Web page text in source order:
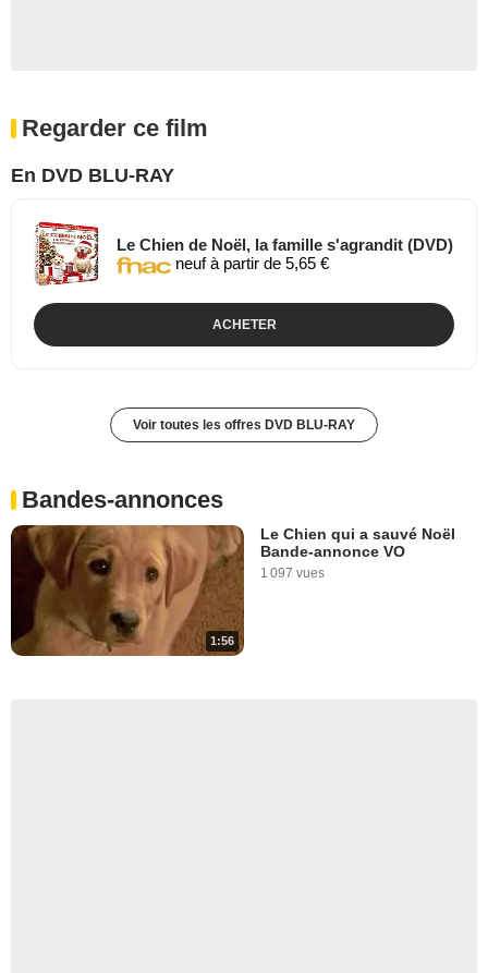
Regarder ce film
En DVD BLU-RAY
Le Chien de Noël, la famille s'agrandit (DVD)
neuf à partir de 5,65 €
ACHETER
Voir toutes les offres DVD BLU-RAY
Bandes-annonces
1:56
Le Chien qui a sauvé Noël
Bande-annonce VO
1 097 vues